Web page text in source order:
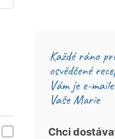
Chci